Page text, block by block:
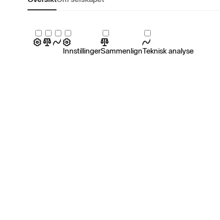
InnstillingerSammenlignTeknisk analyse